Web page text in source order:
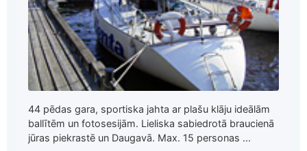
44 pēdas gara, sportiska jahta ar plašu klāju ideālām
ballītēm un fotosesijām. Lieliska sabiedrotā braucienā
jūras piekrastē un Daugavā. Max. 15 personas ...